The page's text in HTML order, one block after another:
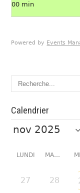
00 min
Powered by Events
Calendrier
LUNDI MARDI
27 28